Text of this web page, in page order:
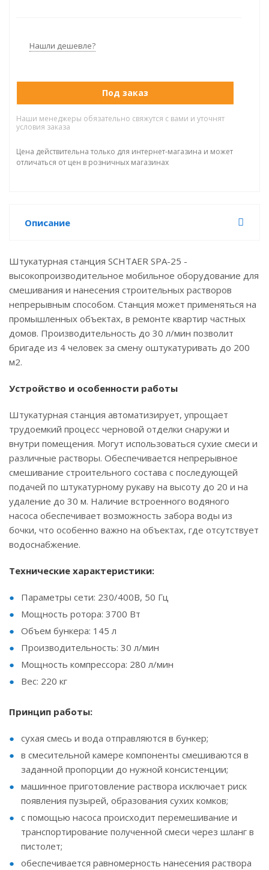
Нашли дешевле?
Под заказ
Наши менеджеры обязательно свяжутся с вами и уточнят
условия заказа
Цена действительна только для интернет-магазина и может
отличаться от цен в розничных магазинах
Описание
Штукатурная станция SCHTAER SPA-25 -
высокопроизводительное мобильное оборудование для
смешивания и нанесения строительных растворов
непрерывным способом. Станция может применяться на
промышленных объектах, в ремонте квартир частных
домов. Производительность до 30 л/мин позволит
бригаде из 4 человек за смену оштукатуривать до 200
м2.
Устройство и особенности работы
Штукатурная станция автоматизирует, упрощает
трудоемкий процесс черновой отделки снаружи и
внутри помещения. Могут использоваться сухие смеси и
различные растворы. Обеспечивается непрерывное
смешивание строительного состава с последующей
подачей по штукатурному рукаву на высоту до 20 и на
удаление до 30 м. Наличие встроенного водяного
насоса обеспечивает возможность забора воды из
бочки, что особенно важно на объектах, где отсутствует
водоснабжение.
Технические характеристики:
Параметры сети: 230/400В, 50 Гц
Мощность ротора: 3700 Вт
Объем бункера: 145 л
Производительность: 30 л/мин
Мощность компрессора: 280 л/мин
Вес: 220 кг
Принцип работы:
сухая смесь и вода отправляются в бункер;
в смесительной камере компоненты смешиваются в
заданной пропорции до нужной консистенции;
машинное приготовление раствора исключает риск
появления пузырей, образования сухих комков;
с помощью насоса происходит перемешивание и
транспортирование полученной смеси через шланг в
пистолет;
обеспечивается равномерность нанесения раствора